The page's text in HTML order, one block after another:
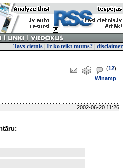
Tavs cietnis Ir ko teikt mums? disclaimer
(12)
Winamp
2002-06-20 11:26